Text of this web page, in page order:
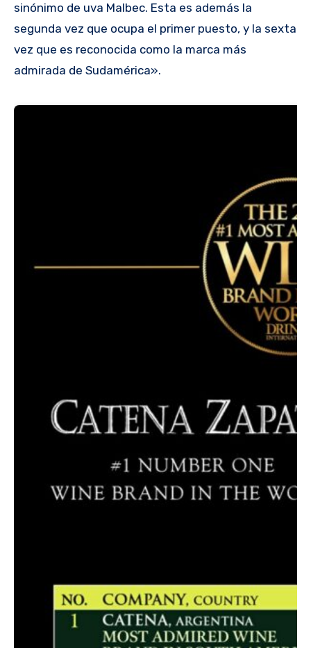
sinónimo de uva Malbec. Esta es además la
segunda vez que ocupa el primer puesto, y la sexta
vez que es reconocida como la marca más
admirada de Sudamérica».